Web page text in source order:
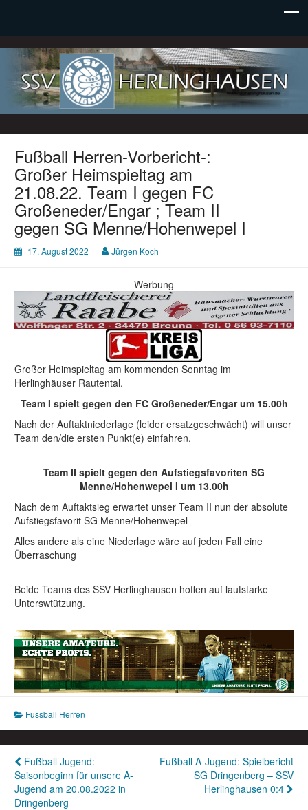
SSV Herlinghausen e. V.
Fußball Herren-Vorbericht-:
Großer Heimspieltag am
21.08.22. Team I gegen FC
Großeneder/Engar ; Team II
gegen SG Menne/Hohenwepel I
17. August 2022 Jürgen Koch
Werbung
Großer Heimspieltag am kommenden Sonntag im
Herlinghäuser Rautental.
Team I spielt gegen den FC Großeneder/Engar um 15.00h
Nach der Auftaktniederlage (leider ersatzgeschwächt) will unser
Team den/die ersten Punkt(e) einfahren.
Team II spielt gegen den Aufstiegsfavoriten SG
Menne/Hohenwepel I um 13.00h
Nach dem Auftaktsieg erwartet unser Team II nun der absolute
Aufstiegsfavorit SG Menne/Hohenwepel
Alles andere als eine Niederlage wäre auf jeden Fall eine
Überraschung
Beide Teams des SSV Herlinghausen hoffen auf lautstarke
Unterswtützung.
Fussball Herren
Beitragsnavigation
Fußball Jugend:
Saisonbeginn für unsere A-
Jugend am 20.08.2022 in
Dringenberg
Fußball A-Jugend: Spielbericht
SG Dringenberg – SSV
Herlinghausen 0:4